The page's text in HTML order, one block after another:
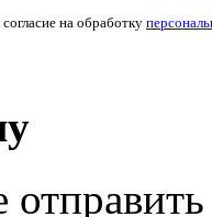
на обработку